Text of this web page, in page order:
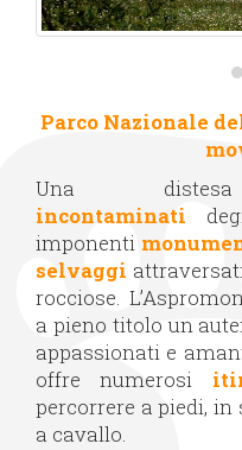
Parco Nazionale
Una
incontaminati
imponenti
selvaggi
rocciose.
a pieno titolo un
appassionati e
offre numerosi
percorrere a piedi,
a cavallo.